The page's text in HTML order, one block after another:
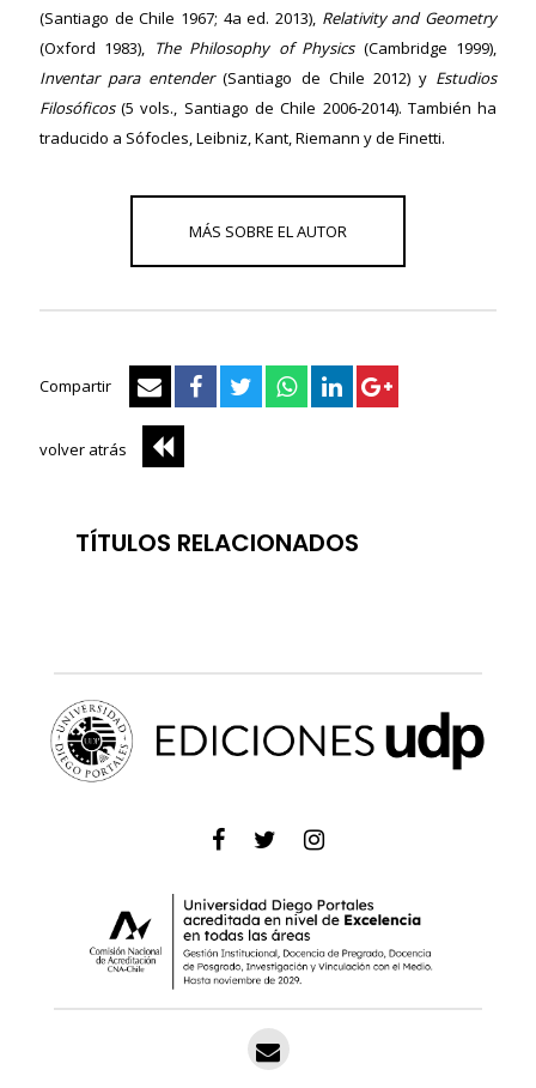
(Santiago de Chile 1967; 4a ed. 2013), Relativity and Geometry
(Oxford 1983), The Philosophy of Physics (Cambridge 1999),
Inventar para entender(Santiago de Chile 2012) y Estudios
Filosóficos(5 vols., Santiago de Chile 2006-2014). También ha
traducido a Sófocles, Leibniz, Kant, Riemann y de Finetti.
Compartir
volver atrás
TÍTULOS RELACIONADOS